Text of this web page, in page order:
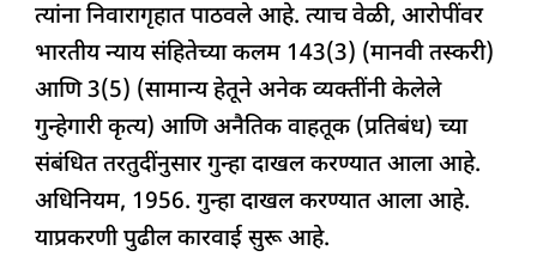
त्यांना निवारागृहात पाठवले आहे. त्याच वेळी, आरोपींवर
भारतीय न्याय संहितेच्या कलम 143(3) (मानवी तस्करी)
आणि 3(5) (सामान्य हेतूने अनेक व्यक्तींनी केलेले
गुन्हेगारी कृत्य) आणि अनैतिक वाहतूक (प्रतिबंध) च्या
संबंधित तरतुदींनुसार गुन्हा दाखल करण्यात आला आहे.
अधिनियम, 1956. गुन्हा दाखल करण्यात आला आहे.
याप्रकरणी पुढील कारवाई सुरू आहे.